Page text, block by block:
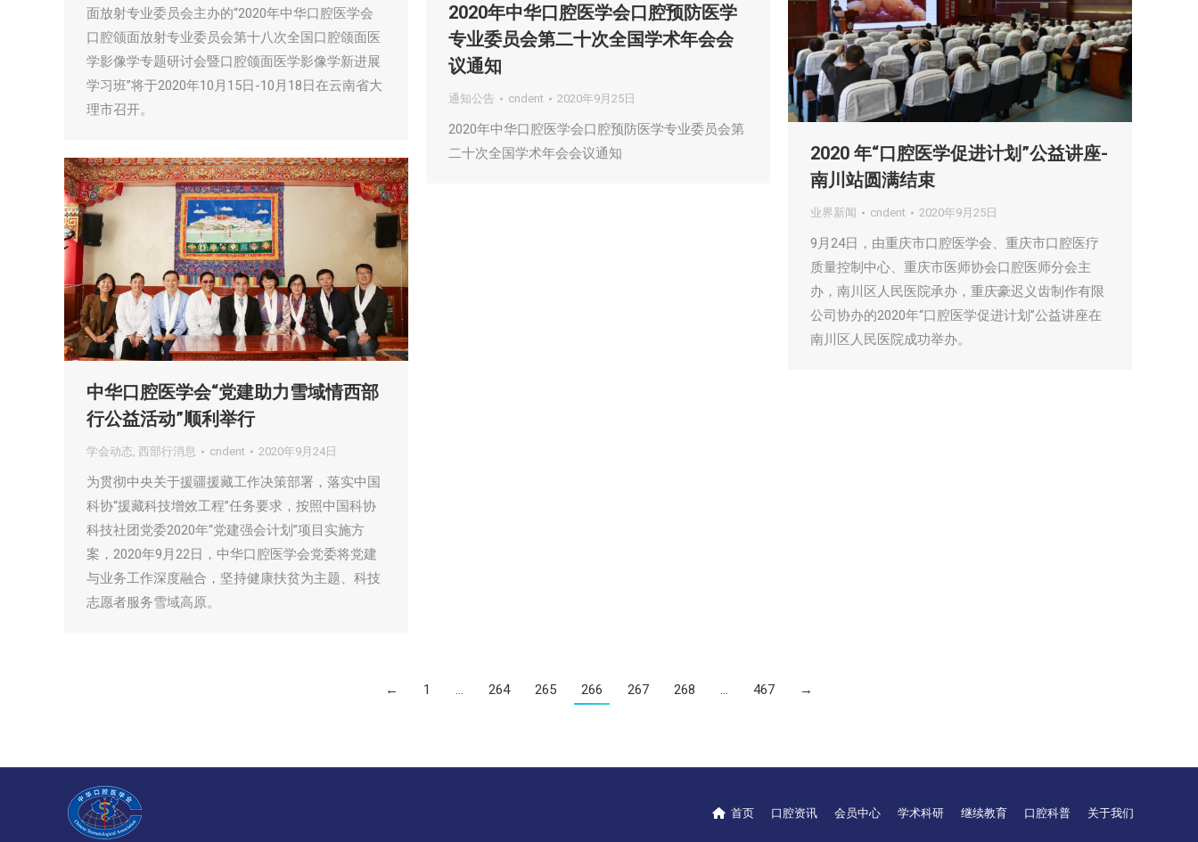
面放射专业委员会主办的“2020年中华口腔医学会
口腔颌面放射专业委员会第十八次全国口腔颌面医
学影像学专题研讨会暨口腔颌面医学影像学新进展
学习班”将于2020年10月15日-10月18日在云南省大
理市召开。
2020年中华口腔医学会口腔预防医学
专业委员会第二十次全国学术年会会
议通知
通知公告 cndent 2020年9月25日
2020年中华口腔医学会口腔预防医学专业委员会第
二十次全国学术年会会议通知
2020 年“口腔医学促进计划”公益讲座-
南川站圆满结束
业界新闻 cndent 2020年9月25日
9月24日，由重庆市口腔医学会、重庆市口腔医疗
质量控制中心、重庆市医师协会口腔医师分会主
办，南川区人民医院承办，重庆豪迟义齿制作有限
公司协办的2020年“口腔医学促进计划”公益讲座在
南川区人民医院成功举办。
中华口腔医学会“党建助力雪域情西部
行公益活动”顺利举行
学会动态, 西部行消息 cndent 2020年9月24日
为贯彻中央关于援疆援藏工作决策部署，落实中国
科协“援藏科技增效工程”任务要求，按照中国科协
科技社团党委2020年“党建强会计划”项目实施方
案，2020年9月22日，中华口腔医学会党委将党建
与业务工作深度融合，坚持健康扶贫为主题、科技
志愿者服务雪域高原。
← 1 … 264 265 266 267 268 … 467 →
首页 口腔资讯 会员中心 学术科研 继续教育 口腔科普 关于我们